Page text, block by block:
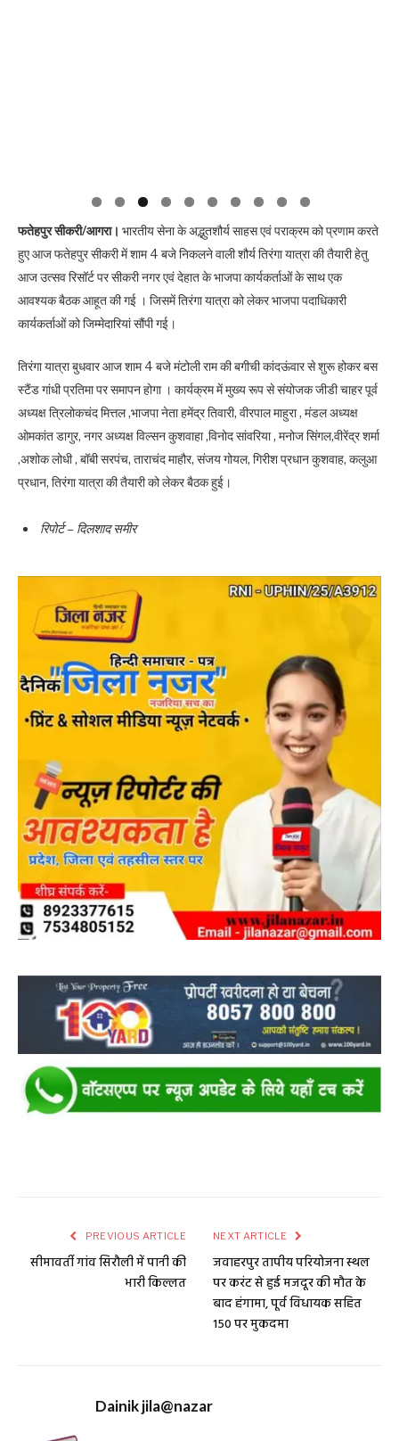
फतेहपुर सीकरी/आगरा। भारतीय सेना के अद्भुतशौर्य साहस एवं पराक्रम को प्रणाम करते
हुए आज फतेहपुर सीकरी में शाम 4 बजे निकलने वाली शौर्य तिरंगा यात्रा की तैयारी हेतु
आज उत्सव रिसॉर्ट पर सीकरी नगर एवं देहात के भाजपा कार्यकर्ताओं के साथ एक
आवश्यक बैठक आहूत की गई । जिसमें तिरंगा यात्रा को लेकर भाजपा पदाधिकारी
कार्यकर्ताओं को जिम्मेदारियां सौंपी गई।
तिरंगा यात्रा बुधवार आज शाम 4 बजे मंटोली राम की बगीची कांदऊंवार से शुरू होकर बस
स्टैंड गांधी प्रतिमा पर समापन होगा । कार्यक्रम में मुख्य रूप से संयोजक जीडी चाहर पूर्व
अध्यक्ष त्रिलोकचंद मित्तल ,भाजपा नेता हमेंद्र तिवारी, वीरपाल माहुरा , मंडल अध्यक्ष
ओमकांत डागुर, नगर अध्यक्ष विल्सन कुशवाहा ,विनोद सांवरिया , मनोज सिंगल,वीरेंद्र शर्मा
,अशोक लोधी , बॉबी सरपंच, ताराचंद माहौर, संजय गोयल, गिरीश प्रधान कुशवाह, कलुआ
प्रधान, तिरंगा यात्रा की तैयारी को लेकर बैठक हुई।
रिपोर्ट – दिलशाद समीर
PREVIOUS ARTICLE
सीमावर्ती गांव सिरौली में पानी की
भारी किल्लत
NEXT ARTICLE
जवाहरपुर तापीय परियोजना स्थल
पर करंट से हुई मजदूर की मौत के
बाद हंगामा, पूर्व विधायक सहित
150 पर मुकदमा
Dainik jila@nazar